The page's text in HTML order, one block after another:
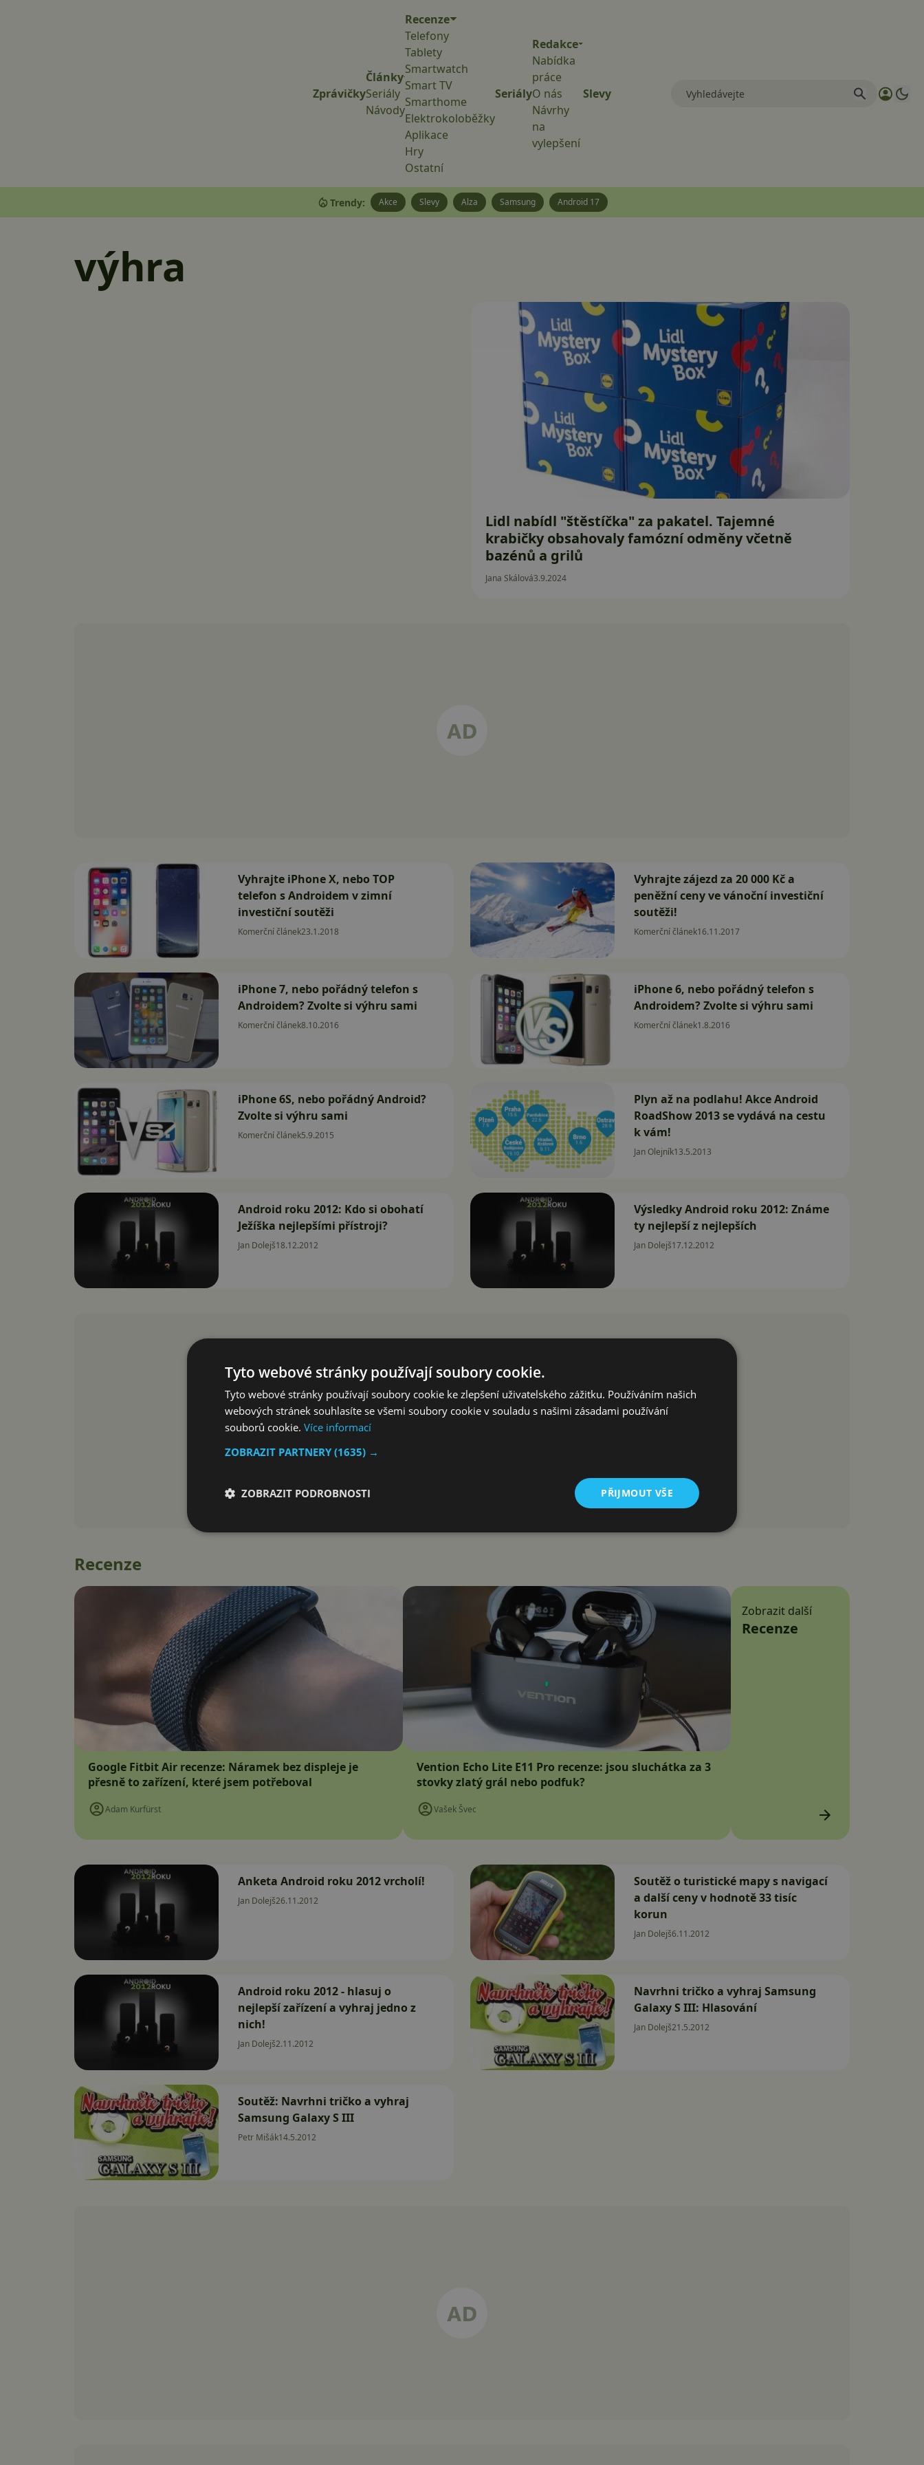
Zprávičky
Články
Seriály
Návody
Recenze
Telefony
Tablety
Smartwatch
Smart TV
Smarthome
Elektrokoloběžky
Aplikace
Hry
Ostatní
Seriály
Redakce
Nabídka
práce
O nás
Návrhy
na
vylepšení
Slevy
Trendy: Akce Slevy Alza Samsung Android 17
výhra
Lidl nabídl "štěstíčka" za pakatel. Tajemné
krabičky obsahovaly famózní odměny včetně
bazénů a grilů
Jana Skálová3.9.2024
Vyhrajte iPhone X, nebo TOP
telefon s Androidem v zimní
investiční soutěži
Komerční článek23.1.2018
Vyhrajte zájezd za 20 000 Kč a
peněžní ceny ve vánoční investiční
soutěži!
Komerční článek16.11.2017
iPhone 7, nebo pořádný telefon s
Androidem? Zvolte si výhru sami
Komerční článek8.10.2016
iPhone 6, nebo pořádný telefon s
Androidem? Zvolte si výhru sami
Komerční článek1.8.2016
iPhone 6S, nebo pořádný Android?
Zvolte si výhru sami
Komerční článek5.9.2015
Plyn až na podlahu! Akce Android
RoadShow 2013 se vydává na cestu
k vám!
Jan Olejník13.5.2013
Android roku 2012: Kdo si obohatí
Ježíška nejlepšími přístroji?
Jan Dolejš18.12.2012
Výsledky Android roku 2012: Známe
ty nejlepší z nejlepších
Jan Dolejš17.12.2012
Recenze
Google Fitbit Air recenze: Náramek bez displeje je
přesně to zařízení, které jsem potřeboval
Adam Kurfürst
Vention Echo Lite E11 Pro recenze: jsou sluchátka za 3
stovky zlatý grál nebo podfuk?
Vašek Švec
Zobrazit další
Recenze
Anketa Android roku 2012 vrcholí!
Jan Dolejš26.11.2012
Soutěž o turistické mapy s navigací
a další ceny v hodnotě 33 tisíc
korun
Jan Dolejš6.11.2012
Android roku 2012 - hlasuj o
nejlepší zařízení a vyhraj jedno z
nich!
Jan Dolejš2.11.2012
Navrhni tričko a vyhraj Samsung
Galaxy S III: Hlasování
Jan Dolejš21.5.2012
Soutěž: Navrhni tričko a vyhraj
Samsung Galaxy S III
Petr Mišák14.5.2012
Tyto webové stránky používají soubory cookie.
Tyto webové stránky používají soubory cookie ke zlepšení uživatelského zážitku. Používáním našich
webových stránek souhlasíte se všemi soubory cookie v souladu s našimi zásadami používání
souborů cookie. Více informací
ZOBRAZIT PARTNERY(1635) →
PŘIJMOUT VŠE
ZOBRAZIT PODROBNOSTI